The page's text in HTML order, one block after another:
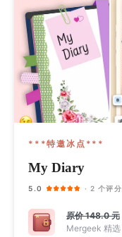
***特邀冰点***
My Diary
5.0 · 2 个评分
原价148.0 元
Mergeek 精选